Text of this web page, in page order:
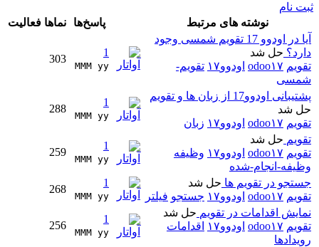
ثبت نام
نوشته های مرتبط
پاسخ‌ها نماها فعالیت
آیا در اودوو 17 تقویم شمسی وجود
دارد؟ حل شد
تقویم odoo۱۷ اودوو۱۷
تقویم-
شمسی
1
MMM yy
303
پشتیبانی اودوو17 از زبان ها و تقویم
حل شد
تقویم odoo۱۷ اودوو۱۷ زبان
1
MMM yy
288
تقویم حل شد
تقویم odoo۱۷ اودوو۱۷
وظیفه
وظیفه-انجام-شده
1
MMM yy
259
جستجو در تقویم ها حل شد
تقویم odoo۱۷ اودوو۱۷ جستجو فیلتر
1
MMM yy
268
نمایش اقدامات در تقویم حل شد
تقویم odoo۱۷ اودوو۱۷
اقدامات
رویدادها
1
MMM yy
256